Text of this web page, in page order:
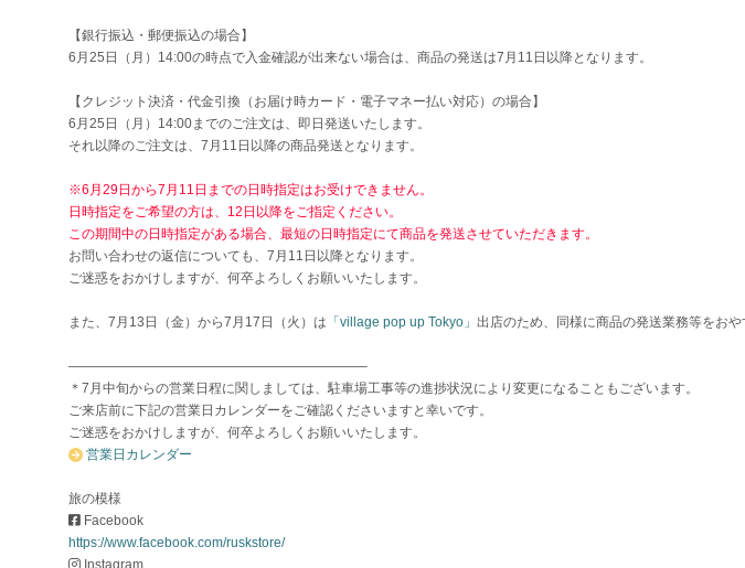
【銀行振込・郵便振込の場合】
6月25日（月）14:00の時点で入金確認が出来ない場合は、商品の発送は7月11日以降となります。
【クレジット決済・代金引換（お届け時カード・電子マネー払い対応）の場合】
6月25日（月）14:00までのご注文は、即日発送いたします。
それ以降のご注文は、7月11日以降の商品発送となります。
※6月29日から7月11日までの日時指定はお受けできません。
日時指定をご希望の方は、12日以降をご指定ください。
この期間中の日時指定がある場合、最短の日時指定にて商品を発送させていただきます。
お問い合わせの返信についても、7月11日以降となります。
ご迷惑をおかけしますが、何卒よろしくお願いいたします。
また、7月13日（金）から7月17日（火）は 「village pop up Tokyo」 出店のため、同様に商品の発送業務等をおや
——————————————————————–
＊7月中旬からの営業日程に関しましては、駐車場工事等の進捗状況により変更になることもございます。
ご来店前に下記の営業日カレンダーをご確認くださいますと幸いです。
ご迷惑をおかけしますが、何卒よろしくお願いいたします。
営業日カレンダー
旅の模様
Facebook
https://www.facebook.com/ruskstore/
Instagram